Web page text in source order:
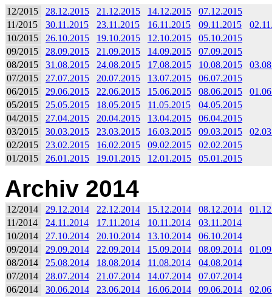
12/2015 28.12.2015 21.12.2015 14.12.2015
07.12.2015
11/2015
30.11.2015 23.11.2015 16.11.2015 09.11.2015
10/2015
26.10.2015 19.10.2015 12.10.2015
05.10.2015
09/2015
28.09.2015 21.09.2015 14.09.2015
07.09.2015
08/2015
31.08.2015 24.08.2015 17.08.2015 10.08.2015
07/2015
27.07.2015 20.07.2015 13.07.2015
06.07.2015
06/2015
29.06.2015 22.06.2015 15.06.2015 08.06.2015
05/2015
25.05.2015 18.05.2015 11.05.2015
04.05.2015
04/2015
27.04.2015 20.04.2015 13.04.2015
06.04.2015
03/2015
30.03.2015 23.03.2015 16.03.2015 09.03.2015
02/2015
23.02.2015 16.02.2015 09.02.2015
02.02.2015
01/2015
26.01.2015 19.01.2015 12.01.2015 05.01.2015
Archiv 2014
12/2014 29.12.2014 22.12.2014 15.12.2014 08.12.2014
11/2014
24.11.2014 17.11.2014 10.11.2014
03.11.2014
10/2014
27.10.2014 20.10.2014 13.10.2014
06.10.2014
09/2014
29.09.2014 22.09.2014 15.09.2014 08.09.2014
08/2014
25.08.2014 18.08.2014 11.08.2014
04.08.2014
07/2014
28.07.2014 21.07.2014 14.07.2014
07.07.2014
06/2014
30.06.2014 23.06.2014 16.06.2014 09.06.2014